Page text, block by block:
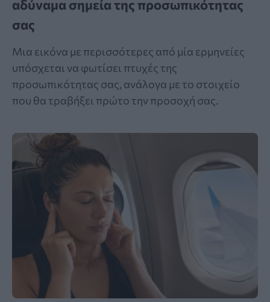
αδύναμα σημεία της προσωπικότητας
σας
Μια εικόνα με περισσότερες από μία ερμηνείες
υπόσχεται να φωτίσει πτυχές της
προσωπικότητας σας, ανάλογα με το στοιχείο
που θα τραβήξει πρώτο την προσοχή σας.